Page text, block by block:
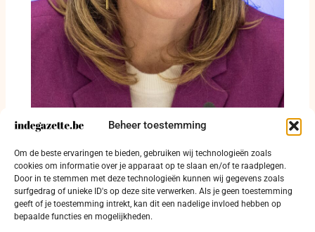
Beheer toestemming
Om de beste ervaringen te bieden, gebruiken wij technologieën zoals
cookies om informatie over je apparaat op te slaan en/of te raadplegen.
Door in te stemmen met deze technologieën kunnen wij gegevens zoals
surfgedrag of unieke ID's op deze site verwerken. Als je geen toestemming
geeft of je toestemming intrekt, kan dit een nadelige invloed hebben op
bepaalde functies en mogelijkheden.
Annelies Verlinden maakt balans op na
achttien maanden Justitie en Noordzee
3 augustus 2026